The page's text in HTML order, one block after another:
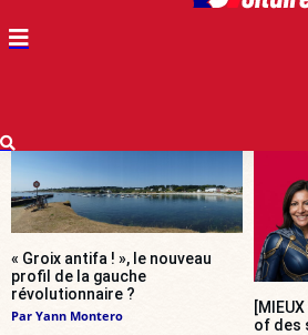
« Groix antifa ! », le nouveau
profil de la gauche
révolutionnaire ?
Par Yann Montero
of des